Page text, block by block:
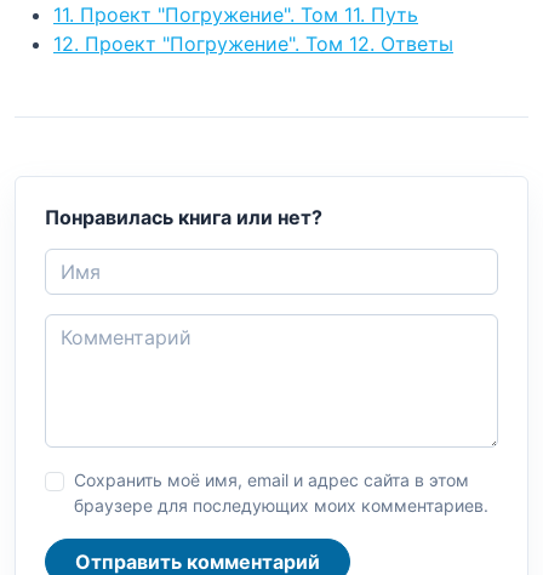
11. Проект "Погружение". Том 11. Путь
12. Проект "Погружение". Том 12. Ответы
Понравилась книга или нет?
Сохранить моё имя, email и адрес сайта в этом
браузере для последующих моих комментариев.
Отправить комментарий